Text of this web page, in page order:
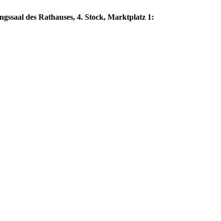
des Rathauses, 4. Stock, Marktplatz 1: